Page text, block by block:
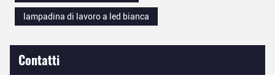
lampadina di lavoro a led bianca
Contatti